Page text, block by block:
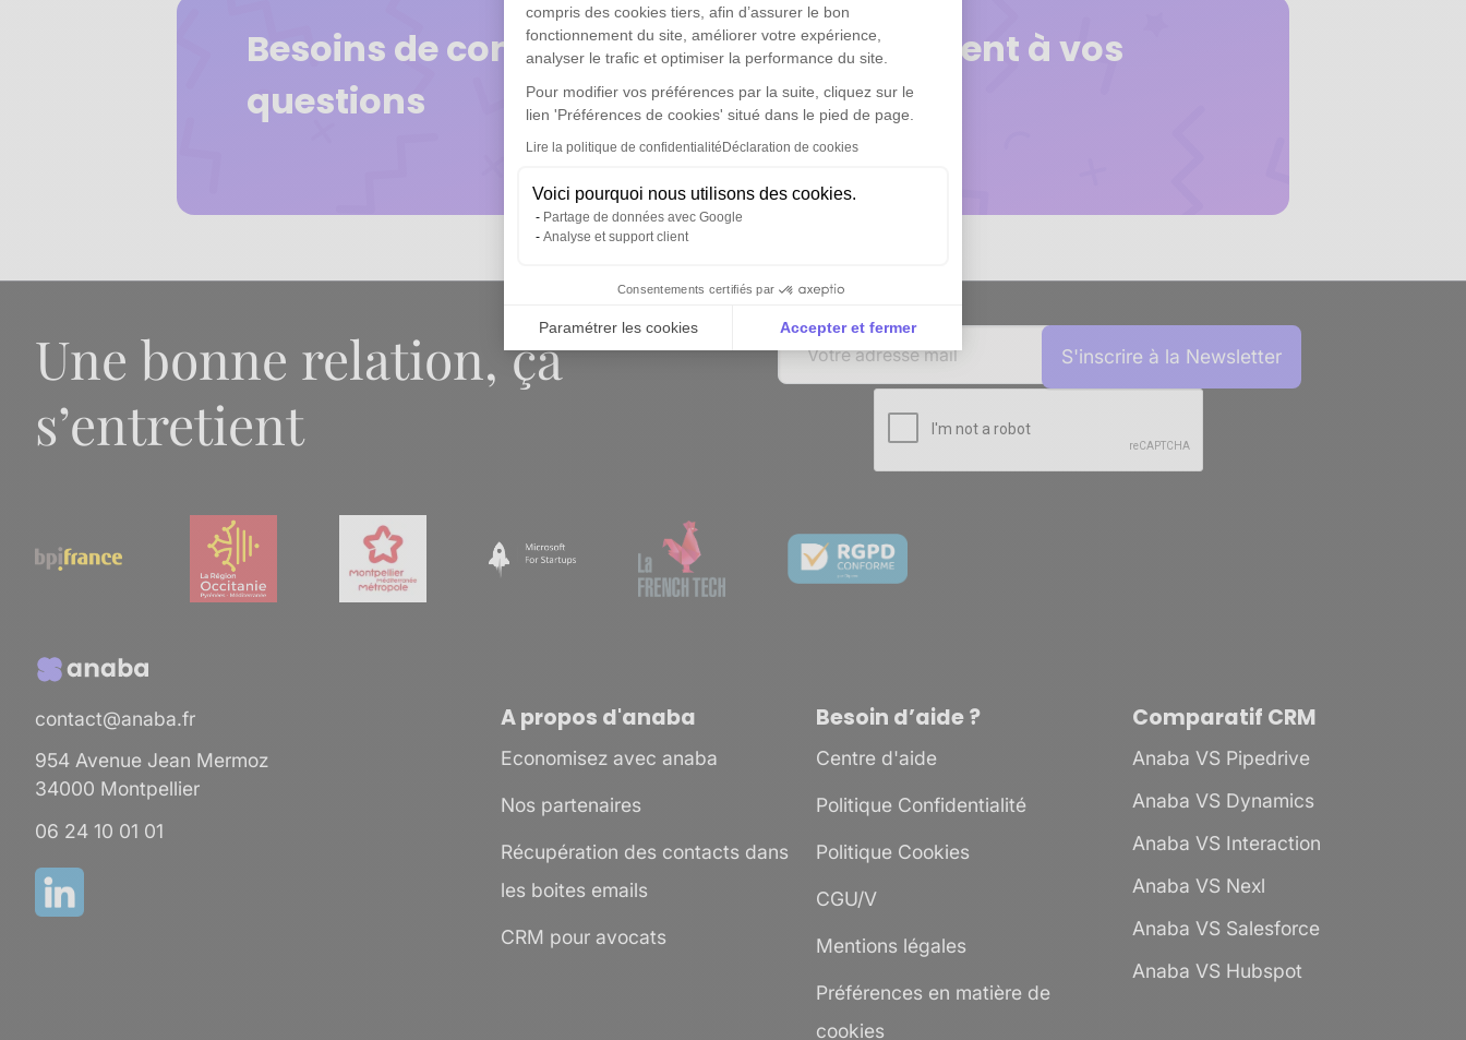
compris des cookies tiers, afin d’assurer le bon
fonctionnement du site, améliorer votre expérience,
analyser le trafic et optimiser la performance du site.
Pour modifier vos préférences par la suite, cliquez sur le
lien 'Préférences de cookies' situé dans le pied de page.
Lire la politique de confidentialité Déclaration de cookies
Voici pourquoi nous utilisons des cookies.
Partage de données avec Google
Analyse et support client
Consentements certifiés par
Paramétrer les cookies Accepter et fermer
Axeptio consent
Plateforme de Gestion du Consentement : Personnalisez vos Options
Notre plateforme vous permet d'adapter et de gérer vos paramètres de confidentialité, en garantissant la
Besoins de conseil ? Nos experts répondent à vos
questions
Une bonne relation, ça
s’entretient
contact@anaba.fr
954 Avenue Jean Mermoz
34000 Montpellier
06 24 10 01 01
A propos d'anaba
Economisez avec anaba
Nos partenaires
Récupération des contacts dans
les boites emails
CRM pour avocats
Besoin d’aide ?
Centre d'aide
Politique Confidentialité
Politique Cookies
CGU/V
Mentions légales
Préférences en matière de
cookies
Comparatif CRM
Anaba VS Pipedrive
Anaba VS Dynamics
Anaba VS Interaction
Anaba VS Nexl
Anaba VS Salesforce
Anaba VS Hubspot